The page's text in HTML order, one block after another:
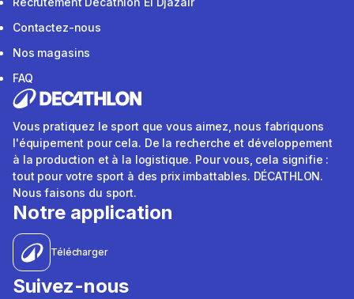
Contactez-nous
Nos magasins
FAQ
Vous pratiquez le sport que vous aimez, nous fabriquons
l'équipement pour cela. De la recherche et développement
à la production et à la logistique. Pour vous, cela signifie :
tout pour votre sport à des prix imbattables. DÉCATHLON.
Nous faisons du sport.
Notre application
Télécharger
Suivez-nous